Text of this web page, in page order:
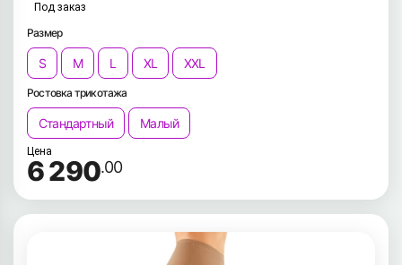
Под заказ
Размер
S M L XL XXL
Ростовка трикотажа
Стандартный Малый
Цена
6 290.00